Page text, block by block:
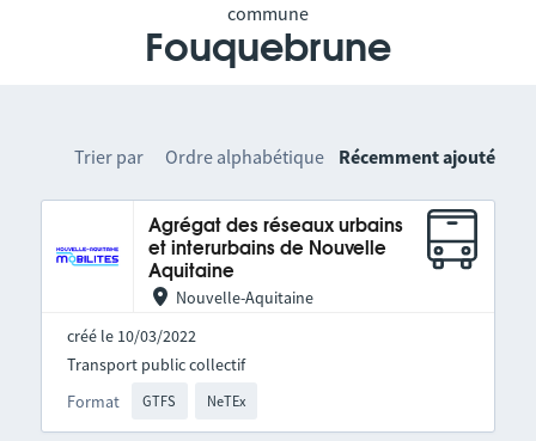
commune
Fouquebrune
Trier par Ordre alphabétique Récemment ajouté
Agrégat des réseaux urbains
et interurbains de Nouvelle
Aquitaine
Nouvelle-Aquitaine
créé le 10/03/2022
Format GTFS NeTEx
Transport public collectif